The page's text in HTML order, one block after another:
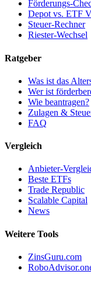
Förderungs-
Depot vs. ETF
Steuer-Rechner
Riester-Wechsel
Ratgeber
Was ist das
Wer ist
Wie beantragen?
Zulagen &
FAQ
Vergleich
Anbieter-
Beste ETFs
Trade Republic
Scalable Capital
News
Weitere Tools
ZinsGuru.com